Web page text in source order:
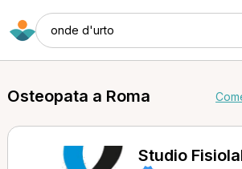
onde d'urto
Osteopata a Roma
Studio